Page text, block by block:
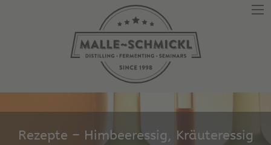
Rezepte – Himbeeressig, Kräuteressig